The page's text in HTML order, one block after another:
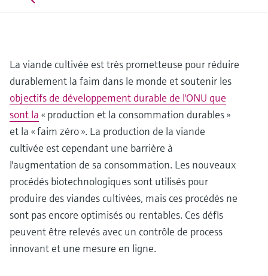
documentation spécifiques à un produit
Recherche de pièces détachées
Trouvez la bonne pièce de rechange en
tapant la racine/le code du produit et
accédez aux données spécifiques, vues
éclatées et notices de montage des appareils
pour un remplacement/réparation rapide.
Mesure du niveau par la pression
Voir tous
Analyseurs de dureté, fer, etc.
Mesure par transmission de micro-
ondes
Technologie Memosens
Voir tous
décisionnels
La viande cultivée est très prometteuse pour réduire
durablement la faim dans le monde et soutenir les
objectifs de développement durable de l'ONU que
sont la « production et la consommation durables »
et la « faim zéro ». La production de la viande
cultivée est cependant une barrière à
l'augmentation de sa consommation. Les nouveaux
procédés biotechnologiques sont utilisés pour
produire des viandes cultivées, mais ces procédés ne
sont pas encore optimisés ou rentables. Ces défis
peuvent être relevés avec un contrôle de process
innovant et une mesure en ligne.